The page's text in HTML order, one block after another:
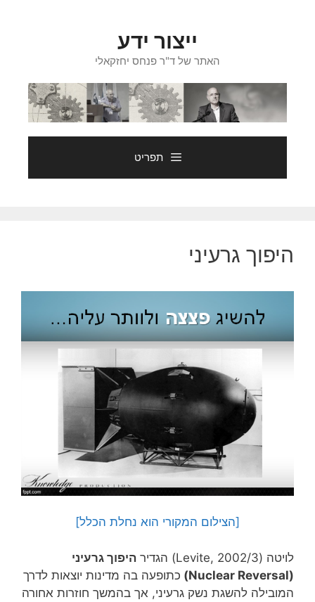
ייצור ידע
האתר של ד"ר פנחס יחזקאלי
תפריט
היפוך גרעיני
[הצילום המקורי הוא נחלת הכלל]
לויטה (Levite, 2002/3) הגדיר
היפוך גרעיני
(Nuclear Reversal)
כתופעה בה מדינות יוצאות לדרך
המובילה להשגת נשק גרעיני, אך בהמשך חוזרות אחורה